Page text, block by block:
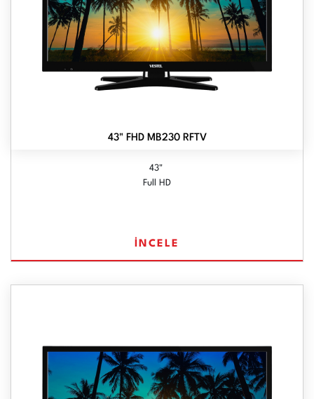
43" FHD MB230 RFTV
43"
Full HD
İNCELE